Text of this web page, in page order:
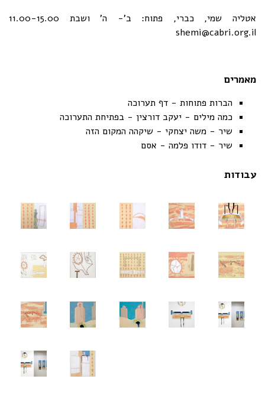
אטליה שמי, כברי, פתוח: ב'- ה' ושבת 11.00-15.00
shemi@cabri.org.il
מאמרים
הברות פתוחות - דף תערוכה
כמה מילים - יעקב דורצין - בפתיחת התערוכה
שיר - משה יצחקי - שיקהה המקום הזה
שיר - דודו פלמה - אסם
עבודות